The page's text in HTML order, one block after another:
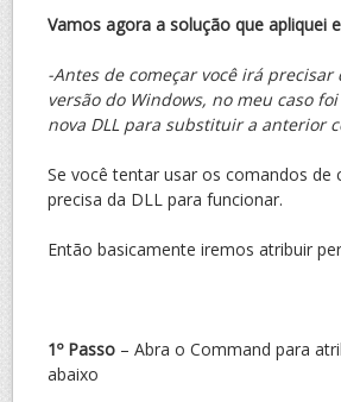
Vamos agora a solução que apliquei
-Antes de começar você irá
versão do Windows, no meu caso
nova DLL para substituir a anterior
Se você tentar usar os comandos
precisa da DLL para funcionar.
Então basicamente iremos atribuir
1º Passo – Abra o Command para
abaixo